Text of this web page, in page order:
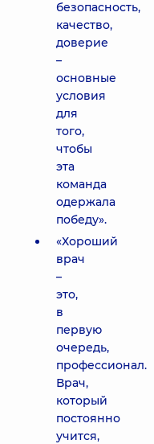
безопасность,
качество,
доверие
–
основные
условия
для
того,
чтобы
эта
команда
одержала
победу».
«Хороший
врач
–
это,
в
первую
очередь,
профессионал.
Врач,
который
постоянно
учится,